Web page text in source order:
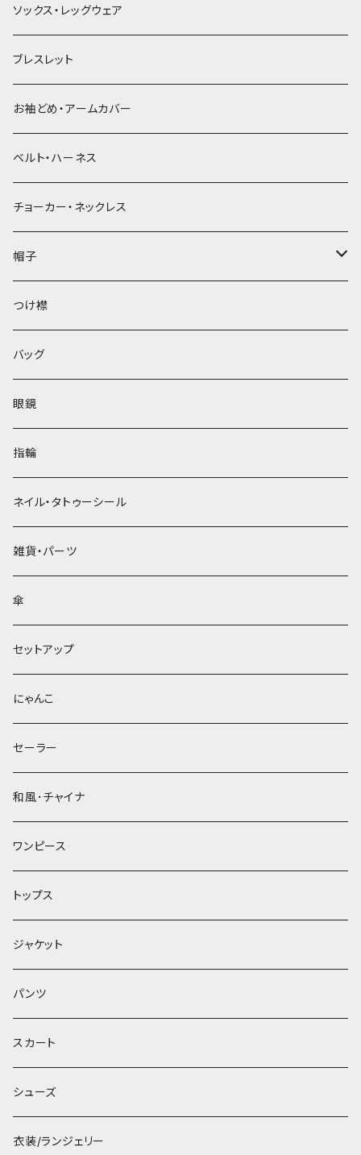
ソックス・レッグウェア
ブレスレット
お袖どめ・アームカバー
ベルト・ハーネス
チョーカー・ネックレス
帽子
ベレー帽
つけ襟
バッグ
眼鏡
指輪
ネイル・タトゥーシール
雑貨・パーツ
傘
セットアップ
にゃんこ
セーラー
和風･チャイナ
ワンピース
トップス
ジャケット
パンツ
スカート
シューズ
衣装/ランジェリー